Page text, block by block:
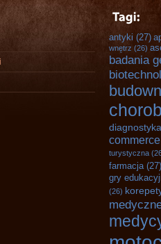
antyki (27)
wnętrz (26)
badania
diagnostyka
commerce
turystyczna
farmacja(27)
gry
(26)